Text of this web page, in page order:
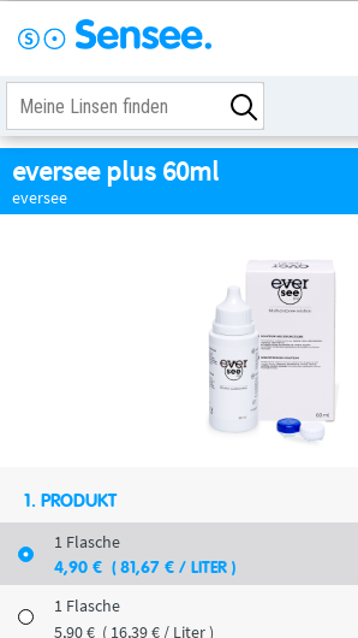
eversee plus 60ml
eversee
1. PRODUKT
1 Flasche
4,90 € ( 81,67 € / LITER )
1 Flasche
5,90€ ( 16,39€ / Liter )